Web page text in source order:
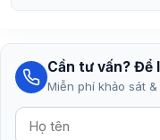
Cần tư vấn? Để
Miễn phí khảo sát